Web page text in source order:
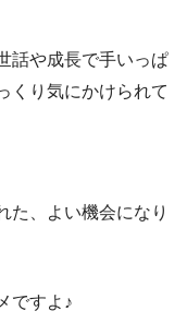
話や成長で手いっぱ
くり気にかけられて
た、よい機会になり
ですよ♪